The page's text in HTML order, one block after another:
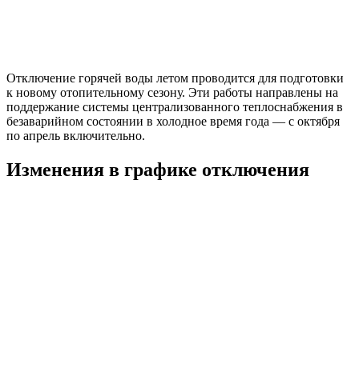
Отключение горячей воды летом проводится для подготовки
к новому отопительному сезону. Эти работы направлены на
поддержание системы централизованного теплоснабжения в
безаварийном состоянии в холодное время года — с октября
по апрель включительно.
Изменения в графике отключения